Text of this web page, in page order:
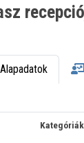
Alapadatok